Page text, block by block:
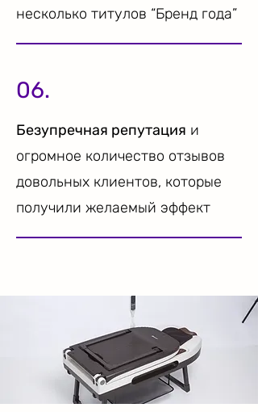
несколько титулов “Бренд года”
06.
Безупречная репутация и
огромное количество отзывов
довольных клиентов, которые
получили желаемый эффект